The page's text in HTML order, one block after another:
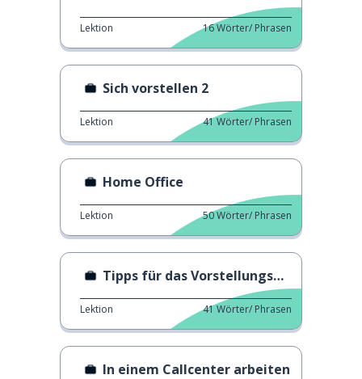
Lektion 16Wörter/ Phrasen
Sich vorstellen 2
Lektion 41Wörter/ Phrasen
Home Office
Lektion 50Wörter/ Phrasen
Tipps für das Vorstellungsgespräch
Lektion 41Wörter/ Phrasen
In einem Callcenter arbeiten